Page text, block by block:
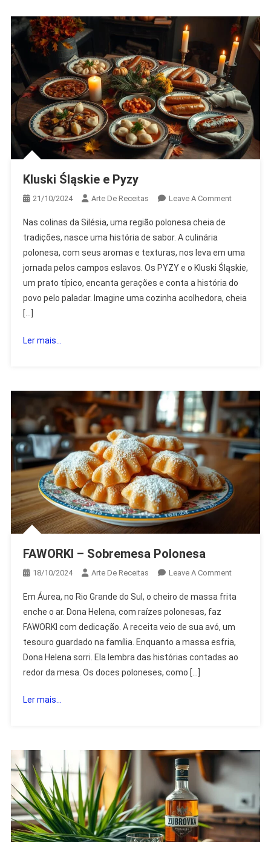
Kluski Śląskie e Pyzy
21/10/2024 Arte De Receitas Leave A CommentOn
Pyzy
Nas colinas da Silésia, uma região polonesa cheia de
tradições, nasce uma história de sabor. A culinária
polonesa, com seus aromas e texturas, nos leva em uma
jornada pelos campos eslavos. Os PYZY e o Kluski Śląskie,
um prato típico, encanta gerações e conta a história do
povo pelo paladar. Imagine uma cozinha acolhedora, cheia
[…]
Ler mais...
FAWORKI – Sobremesa Polonesa
18/10/2024 Arte De Receitas Leave A CommentOn
–
Polonesa
Em Áurea, no Rio Grande do Sul, o cheiro de massa frita
enche o ar. Dona Helena, com raízes polonesas, faz
FAWORKI com dedicação. A receita veio de sua avó, um
tesouro guardado na família. Enquanto a massa esfria,
Dona Helena sorri. Ela lembra das histórias contadas ao
redor da mesa. Os doces poloneses, como […]
Ler mais...